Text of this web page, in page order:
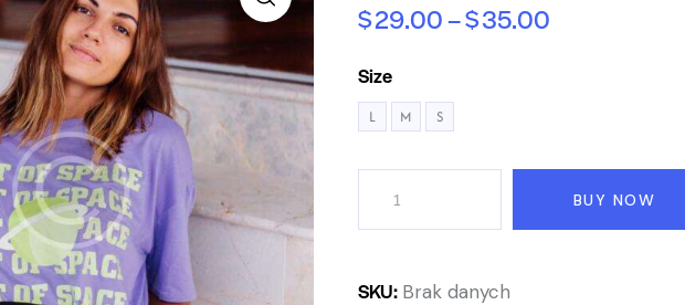
🔍
$29.00–$35.00
Size
L M S
BUY NOW
SKU: Brak danych